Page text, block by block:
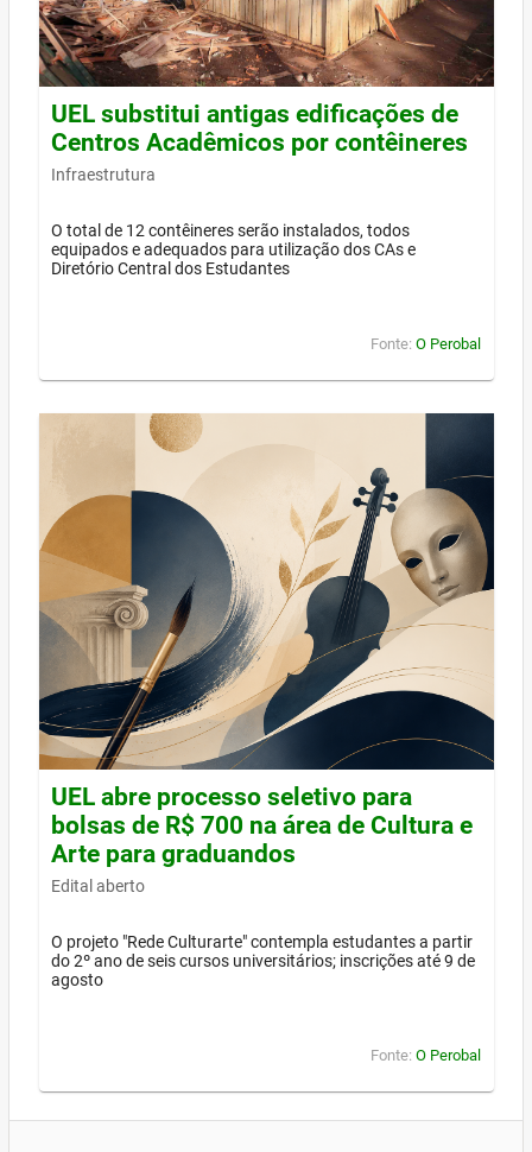
UEL substitui antigas edificações de
Centros Acadêmicos por contêineres
Infraestrutura
O total de 12 contêineres serão instalados, todos
equipados e adequados para utilização dos CAs e
Diretório Central dos Estudantes
Fonte: O Perobal
UEL abre processo seletivo para
bolsas de R$ 700 na área de Cultura e
Arte para graduandos
Edital aberto
O projeto "Rede Culturarte" contempla estudantes a partir
do 2º ano de seis cursos universitários; inscrições até 9 de
agosto
Fonte: O Perobal